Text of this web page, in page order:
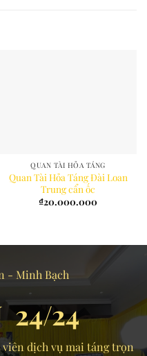
QUAN TÀI HỎA TÁNG
Quan Tài Hỏa Táng Đài Loan
Trung cẩn ốc
₫20.000.000
- Minh Bạch
24/24
dịch vụ mai táng trọn